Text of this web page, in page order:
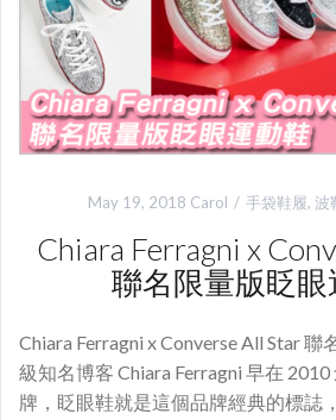
May 19, 2018 Carol 手袋鞋履, 波
Chiara Ferragni x
聯名限量版眨眼
Chiara Ferragni x Converse All Star
級知名博客 Chiara Ferragni 早在
牌，眨眼鞋就是這個品牌經典的標誌